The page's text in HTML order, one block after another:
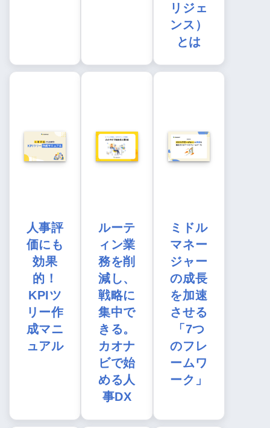
リジェ
ンス）
とは
人事評
価にも
効果
的！
KPIツ
リー作
成マニ
ュアル
ルーテ
ィン業
務を削
減し、
戦略に
集中で
きる。
カオナ
ビで始
める人
事DX
ミドル
マネー
ジャー
の成長
を加速
させる
「7つ
のフレ
ームワ
ーク」